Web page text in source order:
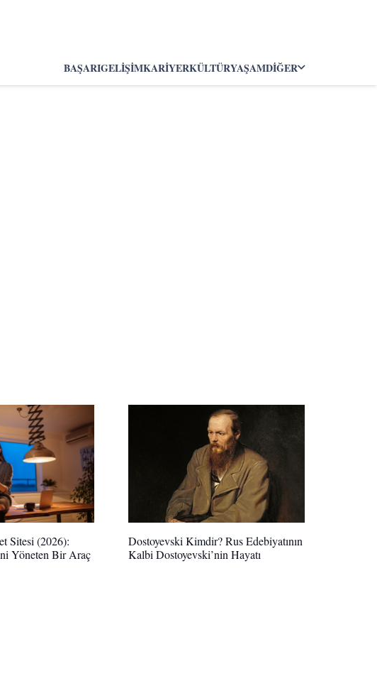
BAŞARIGELIŞIMKARIYERKÜLTÜRYAŞAMDIĞER
Sitesi (2026):
Yöneten Bir Araç
Dostoyevski Kimdir? Rus Edebiyatının
Kalbi Dostoyevski’nin Hayatı